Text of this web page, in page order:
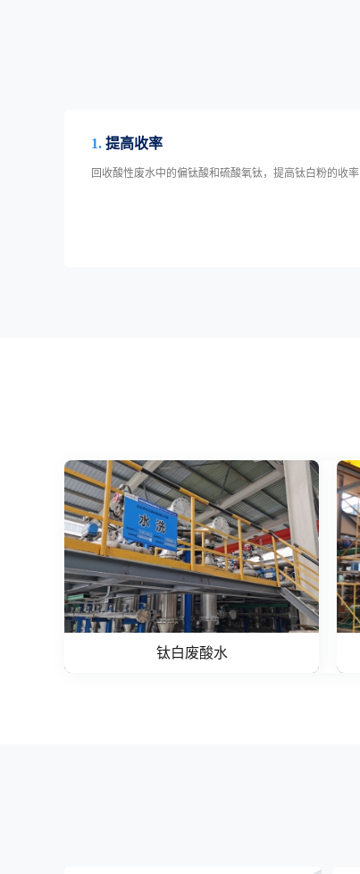
1. 提高收率
回收酸性废水中的偏钛酸和硫酸氧钛，提高钛白粉的收率
钛白废酸水